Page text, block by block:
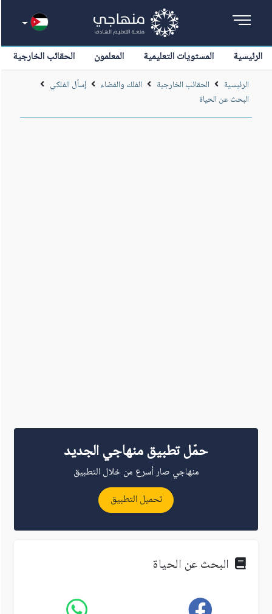
الرئيسية المستويات التعليمية المعلمون الحقائب الخارجية
الرئيسية الحقائب الخارجية الفلك والفضاء
إسأل الفلكي
البحث عن الحياة
حمّل تطبيق منهاجي الجديد
منهاجي صار أسرع من خلال التطبيق
تحميل التطبيق
البحث عن الحياة